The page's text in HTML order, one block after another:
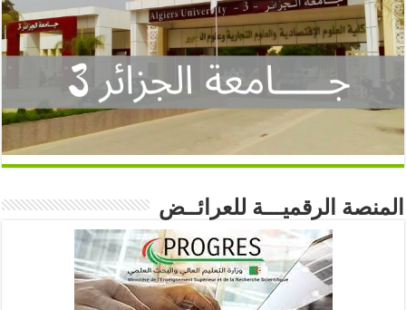
المنصة الرقميـــة للعرائــض